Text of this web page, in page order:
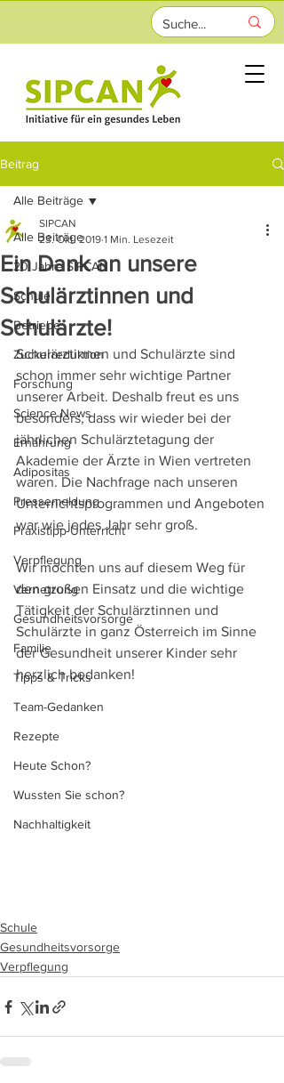
Beitrag
Alle Beiträge
20 Jahre SIPCAN
Schule
Betriebe
Zuckerreduktion
Forschung
Science News
Ernährung
Adipositas
Pressemeldung
Praxistipp Unterricht
Verpflegung
Vernetzung
Gesundheitsvorsorge
Familie
Tipps & Tricks
Team-Gedanken
Rezepte
Heute Schon?
Wussten Sie schon?
Nachhaltigkeit
Alle Beiträge
Ein Dank an unsere
Schulärztinnen und
Schulärzte!
SIPCAN
23. Okt. 2019 1 Min. Lesezeit
Schulärztinnen und Schulärzte sind
schon immer sehr wichtige Partner
unserer Arbeit. Deshalb freut es uns
besonders, dass wir wieder bei der
jährlichen Schulärztetagung der
Akademie der Ärzte in Wien vertreten
waren. Die Nachfrage nach unseren
Unterrichtsprogrammen und Angeboten
war wie jedes Jahr sehr groß.
Wir möchten uns auf diesem Weg für
den großen Einsatz und die wichtige
Tätigkeit der Schulärztinnen und
Schulärzte in ganz Österreich im Sinne
der Gesundheit unserer Kinder sehr
herzlich bedanken!
Schule
Gesundheitsvorsorge
Verpflegung